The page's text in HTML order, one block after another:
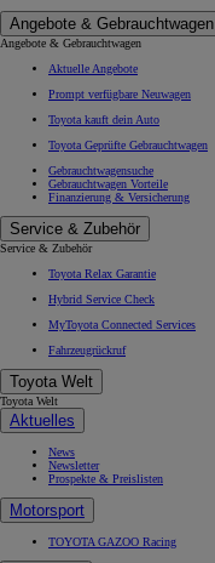
Angebote & Gebrauchtwagen
Angebote & Gebrauchtwagen
Aktuelle Angebote
Prompt verfügbare Neuwagen
Toyota kauft dein Auto
Toyota Geprüfte Gebrauchtwagen
Gebrauchtwagensuche
Gebrauchtwagen Vorteile
Finanzierung & Versicherung
Service & Zubehör
Service & Zubehör
Toyota Relax Garantie
Hybrid Service Check
MyToyota Connected Services
Fahrzeugrückruf
Toyota Welt
Toyota Welt
Aktuelles
News
Newsletter
Prospekte & Preislisten
Motorsport
TOYOTA GAZOO Racing